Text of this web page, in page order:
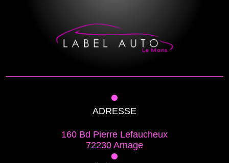
•
ADRESSE
160 Bd Pierre Lefaucheux
72230 Arnage
•